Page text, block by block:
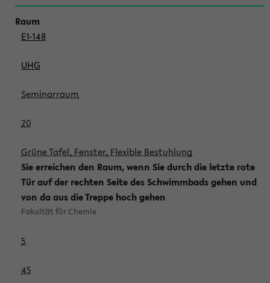
E1-148
UHG
Seminarraum
20
Grüne Tafel, Fenster, Flexible Bestuhlung
Sie erreichen den Raum, wenn Sie durch die letzte rote
Tür auf der rechten Seite des Schwimmbads gehen und
von da aus die Treppe hoch gehen
Fakultät für Chemie
5
45